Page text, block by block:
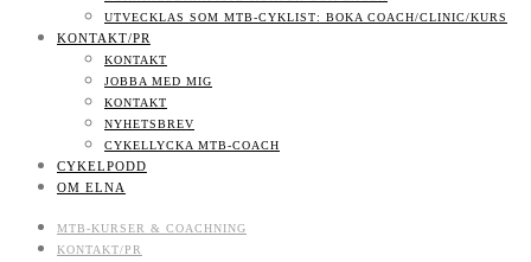
UTVECKLAS SOM MTB-CYKLIST: BOKA COACH/CLINIC/KURS
KONTAKT/PR
KONTAKT
JOBBA MED MIG
KONTAKT
NYHETSBREV
CYKELLYCKA MTB-COACH
CYKELPODD
OM ELNA
MTB-KURSER & COACHNING
KONTAKT/PR